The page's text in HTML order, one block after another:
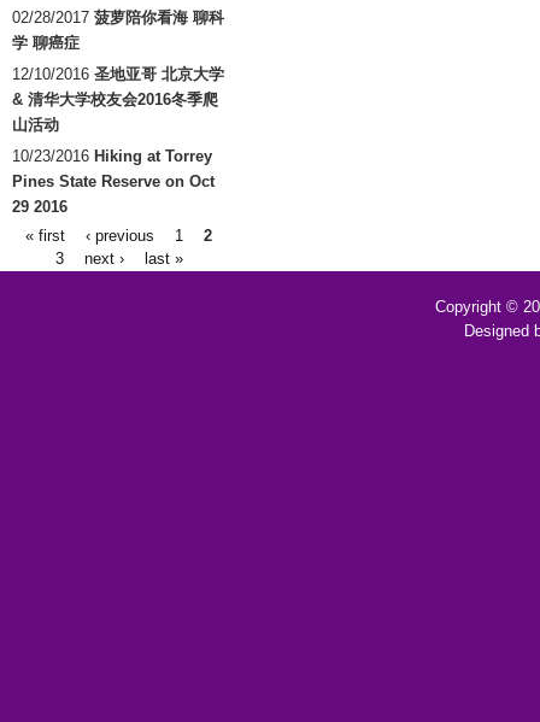
02/28/2017 菠萝陪你看海 聊科
学 聊癌症
12/10/2016 圣地亚哥 北京大学
& 清华大学校友会2016冬季爬
山活动
10/23/2016 Hiking at Torrey
Pines State Reserve on Oct
29 2016
Pages
« first ‹ previous 1
2
3
next › last »
Copyright ©
Designed